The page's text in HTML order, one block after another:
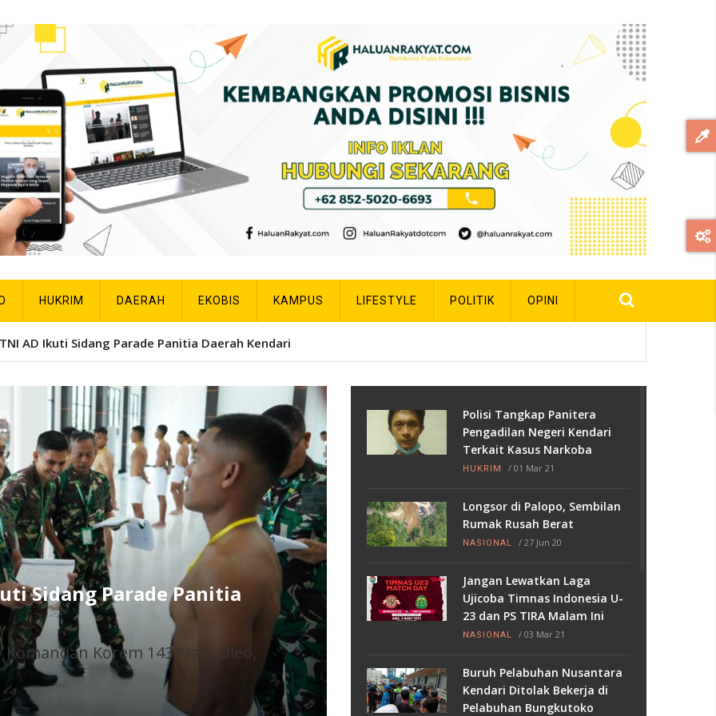
HUKRIM DAERAH EKOBIS KAMPUS LIFESTYLE POLITIK OPINI
Tilang Baru, Ini Penjelasan Mabes Polri
Baru, Ini Penjelasan
Polisi Tangkap Panitera
Pengadilan Negeri Kendari
Terkait Kasus Narkoba
HUKRIM / 01 Mar 21
Longsor di Palopo, Sembilan
Rumak Rusah Berat
NASIONAL / 27 Jun 20
Jangan Lewatkan Laga
Ujicoba Timnas Indonesia U-
23 dan PS TIRA Malam Ini
NASIONAL / 03 Mar 21
Buruh Pelabuhan Nusantara
Kendari Ditolak Bekerja di
Pelabuhan Bungkutoko